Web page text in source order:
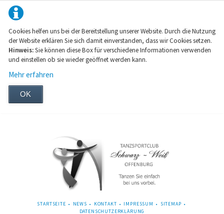
Cookies helfen uns bei der Bereitstellung unserer Website. Durch die Nutzung
der Website erklären Sie sich damit einverstanden, dass wir Cookies setzen.
Hinweis:Sie können diese Box für verschiedene Informationen verwenden
und einstellen ob sie wieder geöffnet werden kann.
Mehr erfahren
OK
NAVIGATION
STARTSEITE NEWS KONTAKT IMPRESSUM
SITEMAP
DATENSCHUTZERKLÄRUNG